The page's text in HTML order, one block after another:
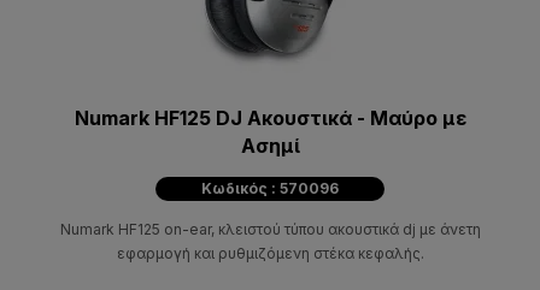
Numark HF125 DJ Ακουστικά - Μαύρο με
Ασημί
Κωδικός : 570096
Numark HF125 on-ear, κλειστού τύπου ακουστικά dj με άνετη
εφαρμογή και ρυθμιζόμενη στέκα κεφαλής.